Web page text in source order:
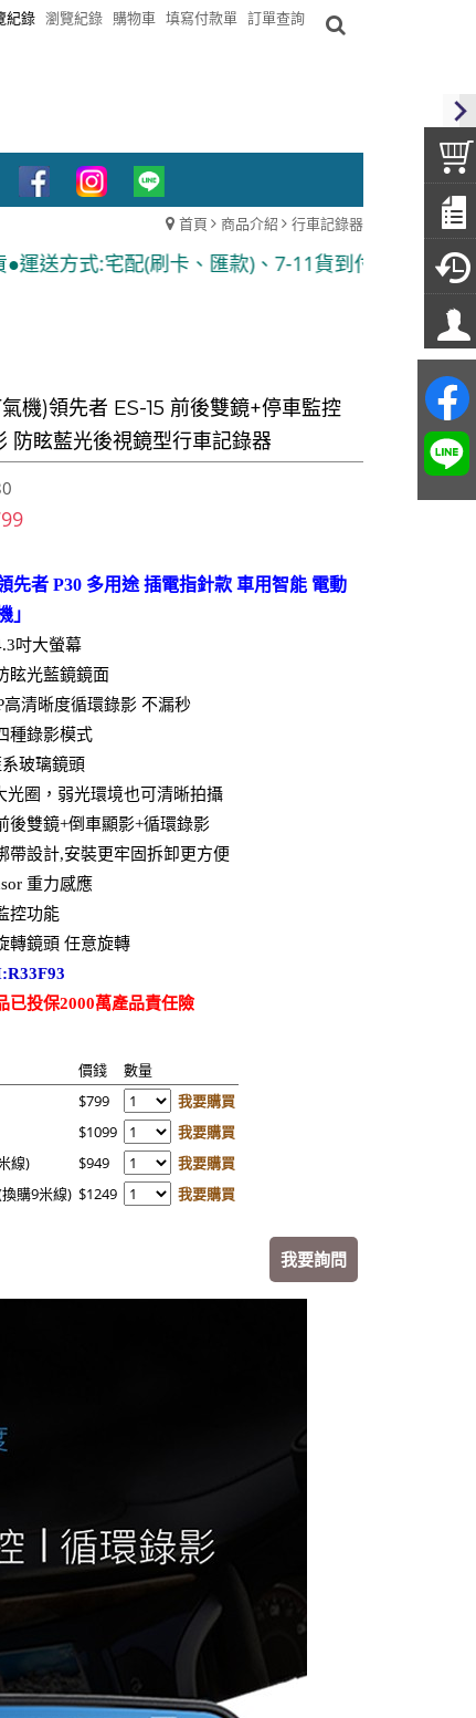
紀錄 瀏覽紀錄 購物車 填寫付款單 訂單查詢
首頁 商品介紹 行車記錄器
卡、匯款)、7-11貨到付款 ●隨貨附發票
機)領先者 ES-15 前後雙鏡+停車監控
防眩藍光後視鏡型行車記錄器
先者 P30 多用途 插電指針款 車用智能 電動
」
吋大螢幕
眩光藍鏡鏡面
高清晰度循環錄影 不漏秒
種錄影模式
玻璃鏡頭
光圈，弱光環境也可清晰拍攝
後雙鏡+倒車顯影+循環錄影
帶設計,安裝更牢固拆卸更方便
重力感應
控功能
轉鏡頭 任意旋轉
已投保2000萬產品責任險
價錢
數量
$799
我要購買
$1099
我要購買
線)
$949
我要購買
購9米線) $1249 我要購買
我要詢問